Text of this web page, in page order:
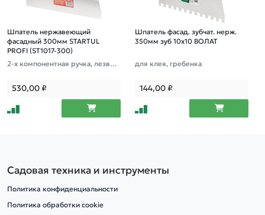
Шпатель нержавеющий
фасадный 300мм STARTUL
PROFI (ST1017-300)
2-х компонентная ручка, лезвие
-нерж сталь , высота полотна - 6
530,00₽
Шпатель фасад. зубчат. нерж.
350мм зуб 10х10 ВОЛАТ
для клея, гребенка
144,00₽
Садовая техника и инструменты
Политика конфиденциальности
Политика обработки cookie